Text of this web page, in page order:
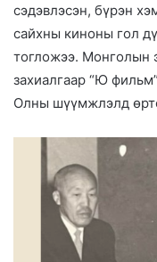
сэдэвлэсэн, бүрэн
сайхны киноны гол
тогложээ. Монголын
захиалгаар “Ю
Олны шүүмжлэлд